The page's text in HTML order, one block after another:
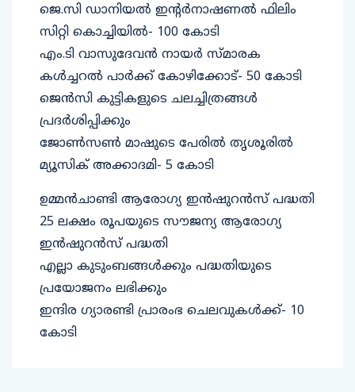
ജെ.സി ഡാനിയല്‍ ഇന്റര്‍നാഷണല്‍ ഫിലിം
സിറ്റി കൊച്ചിയില്‍- 100 കോടി
എം.ടി വാസുദേവന്‍ നായര്‍ സ്മാരക
കള്‍ച്ചറല്‍ പാര്‍ക്ക് കോഴിക്കോട്- 50 കോടി
ജെന്‍സി കുട്ടികളുടെ ചലച്ചിത്രങ്ങള്‍
പ്രദര്‍ശിപ്പിക്കും
ജോണ്‍സണ്‍ മാഷുടെ പേരില്‍ തൃശൂരില്‍
മ്യൂസിക് അക്കാദമി- 5 കോടി
ഉമ്മന്‍ചാണ്ടി ആരോഗ്യ ഇന്‍ഷുറന്‍സ് പദ്ധതി
25 ലക്ഷം രൂപയുടെ സൗജന്യ ആരോഗ്യ
ഇന്‍ഷുറന്‍സ് പദ്ധതി
എല്ലാ കുടുംബങ്ങള്‍ക്കും പദ്ധതിയുടെ
പ്രയോജനം ലഭിക്കും
ഇന്ദിര ഗ്യാരണ്ടി പ്രാരംഭ ചെലവുകള്‍ക്ക്- 10
കോടി